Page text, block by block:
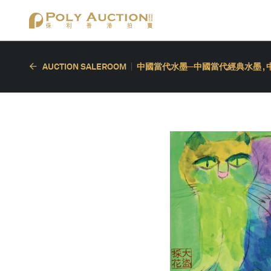
AUCTION SALEROOM 中國當代水墨─中國當代經典水墨 ,